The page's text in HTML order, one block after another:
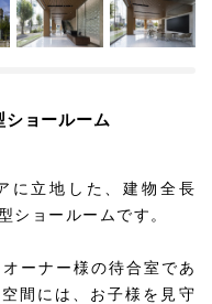
ショールーム
に立地した、建物全長
ショールームです。
ーナー様の待合室であ
間には、お子様を見守